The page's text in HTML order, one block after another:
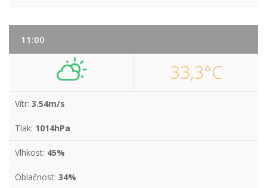
11:00
33,3°C
Vítr: 3.54m/s
Tlak: 1014hPa
Vlhkost: 45%
Oblačnost: 34%